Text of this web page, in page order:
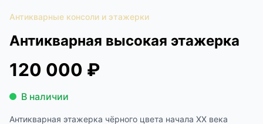
Антикварные консоли и этажерки
Антикварная высокая этажерка
120 000 ₽
В наличии
Антикварная этажерка чёрного цвета начала XX века